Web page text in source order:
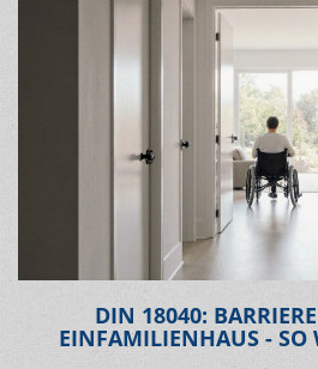
DIN 18040:
EINFAMILIENHAUS - SO